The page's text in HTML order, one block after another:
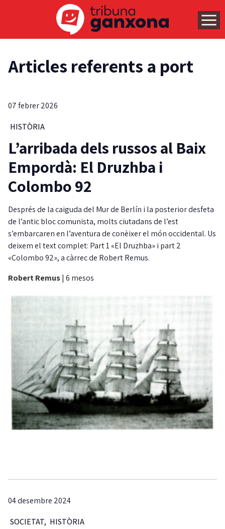
Articles referents a port
07 febrer 2026
HISTÒRIA
L’arribada dels russos al Baix
Empordà: El Druzhba i
Colombo 92
Després de la caiguda del Mur de Berlín i la posterior desfeta
de l’antic bloc comunista, molts ciutadans de l’est
s’embarcaren en l’aventura de conèixer el món occidental. Us
deixem el text complet: Part 1 «El Druzhba» i part 2
«Colombo 92», a càrrec de Robert Remus.
Robert Remus| 6 mesos
04 desembre 2024
SOCIETAT, HISTÒRIA